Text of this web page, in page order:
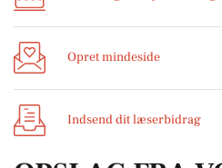
Opret mindeside
Indsend dit læserbidrag